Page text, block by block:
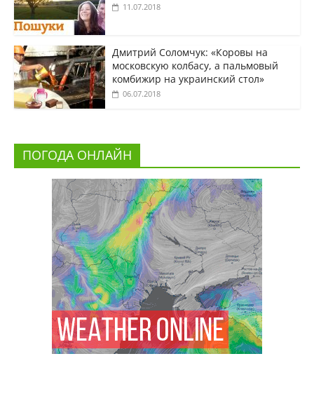
11.07.2018
Дмитрий Соломчук: «Коровы на
московскую колбасу, а пальмовый
комбижир на украинский стол»
06.07.2018
ПОГОДА ОНЛАЙН